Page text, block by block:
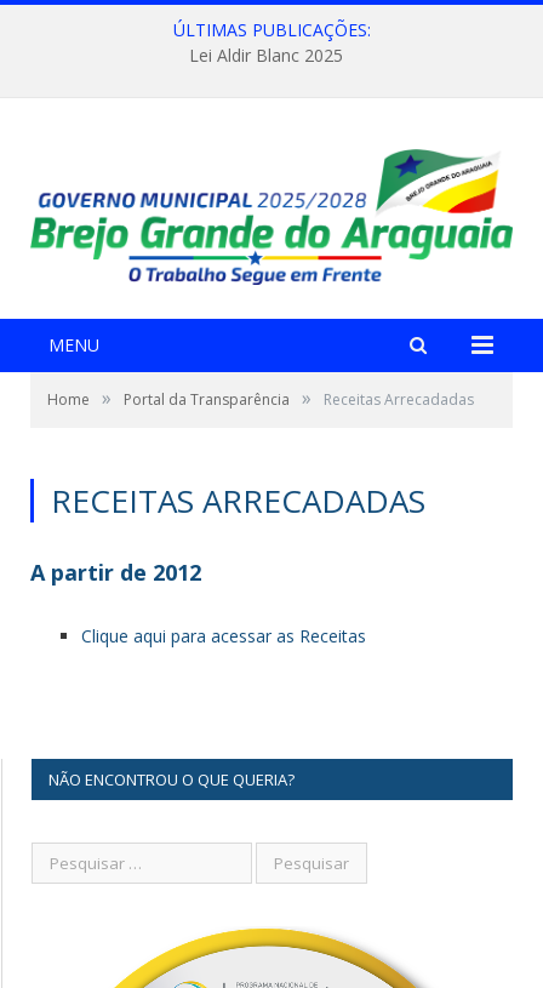
ÚLTIMAS PUBLICAÇÕES:
Lei Aldir Blanc 2025
MENU
Home » Portal da Transparência » Receitas Arrecadadas
RECEITAS ARRECADADAS
A partir de 2012
Clique aqui para acessar as Receitas
NÃO ENCONTROU O QUE QUERIA?